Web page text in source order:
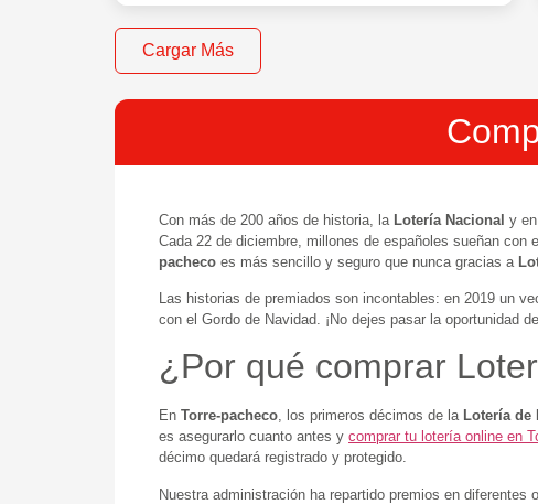
Cargar Más
Con más de 200 años de historia, la Lotería Nacional y
Cada 22 de diciembre, millones de españoles sueñan con
pacheco es más sencillo y seguro que nunca gracias a
Las historias de premiados son incontables: en 2019 un
con el Gordo de Navidad. ¡No dejes pasar la oportunidad de
¿Por qué comprar
En Torre-pacheco, los primeros décimos de la Lotería de
es asegurarlo cuanto antes y comprar tu lotería online en
décimo quedará registrado y protegido.
Nuestra administración ha repartido premios en